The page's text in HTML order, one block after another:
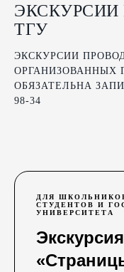
ТГУ
ЭКСКУРСИИ
ОРГАНИЗОВАННЫХ
ОБЯЗАТЕЛЬНА
98-34
ДЛЯ
СТУДЕНТОВ И
УНИВЕРСИТЕТА
Экскурсия